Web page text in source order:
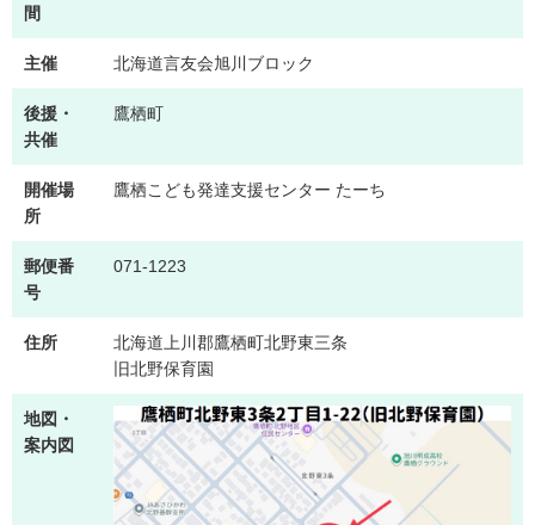
間
主催 北海道言友会旭川ブロック
後援・
共催
鷹栖町
開催場
所
鷹栖こども発達支援センター たーち
郵便番
号
071-1223
住所
北海道上川郡鷹栖町北野東三条
旧北野保育園
地図・
案内図